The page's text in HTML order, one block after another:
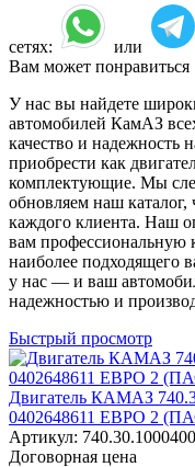
сетях: или
Вам может понравиться
У нас вы найдете
автомобилей КамАЗ
качество и
приобрести как
комплектующие. Мы
обновляем наш каталог,
каждого клиента. Наш
вам профессиональную
наиболее подходящего
у нас — и ваш
надежностью и
Быстрый просмотр
Двигатель КАМАЗ
0402648611 ЕВРО 2
Артикул:
Договорная цена